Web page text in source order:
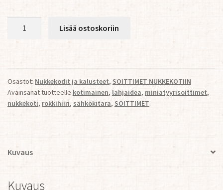
Lisää ostoskoriin
Osastot: Nukkekodit ja kalusteet, SOITTIMET NUKKEKOTIIN
Avainsanat tuotteelle kotimainen, lahjaidea, miniatyyrisoittimet,
nukkekoti, rokkihiiri, sähkökitara, SOITTIMET
Kuvaus
Kuvaus